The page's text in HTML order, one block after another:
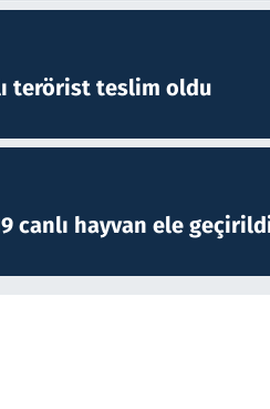
terörist teslim oldu
canlı hayvan ele